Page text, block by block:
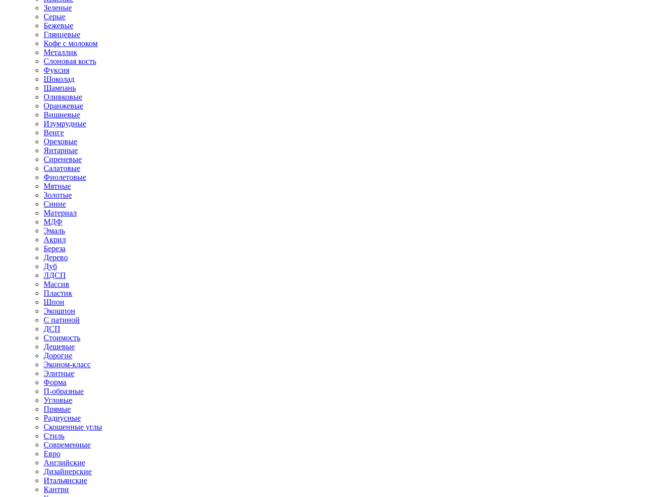
Зеленые
Серые
Бежевые
Глянцевые
Кофе с молоком
Металлик
Слоновая кость
Фуксия
Шоколад
Шампань
Оливковые
Оранжевые
Вишневые
Изумрудные
Венге
Ореховые
Янтарные
Сиреневые
Салатовые
Фиолетовые
Мятные
Золотые
Синие
Материал
МДФ
Эмаль
Акрил
Береза
Дерево
Дуб
ЛДСП
Массив
Пластик
Шпон
Экошпон
С патиной
ДСП
Стоимость
Дешевые
Дорогие
Эконом-класс
Элитные
Форма
П-образные
Угловые
Прямые
Радиусные
Скошенные углы
Стиль
Современные
Евро
Английские
Дизайнерские
Итальянские
Кантри